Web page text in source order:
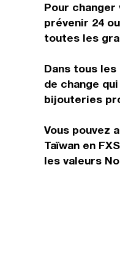
Pour changer
prévenir 24
toutes les
Dans tous
de change
bijouteries
Vous pouvez
Taïwan en
les valeurs